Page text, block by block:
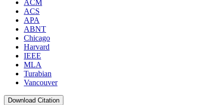
ACM
ACS
APA
ABNT
Chicago
Harvard
IEEE
MLA
Turabian
Vancouver
Download Citation